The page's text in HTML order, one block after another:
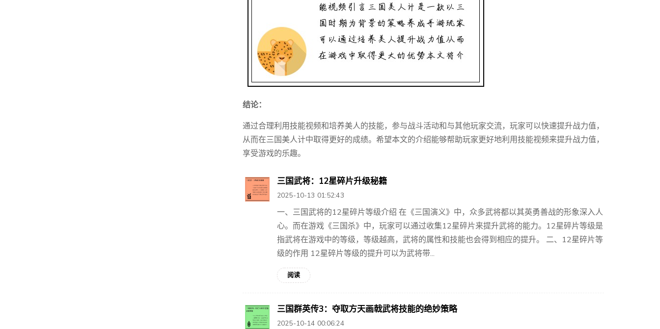
结论：
通过合理利用技能视频和培养美人的技能，参与战斗活动和与其他玩家交流，玩家可以快速提升战力值，
从而在三国美人计中取得更好的成绩。希望本文的介绍能够帮助玩家更好地利用技能视频来提升战力值，
享受游戏的乐趣。
三国武将：12星碎片升级秘籍
2025-10-13 01:52:43
一、三国武将的12星碎片等级介绍 在《三国演义》中，众多武将都以其英勇善战的形象深入人
心。而在游戏《三国杀》中，玩家可以通过收集12星碎片来提升武将的能力。12星碎片等级是
指武将在游戏中的等级，等级越高，武将的属性和技能也会得到相应的提升。 二、12星碎片等
级的作用 12星碎片等级的提升可以为武将带...
阅读
三国群英传3：夺取方天画戟武将技能的绝妙策略
2025-10-14 00:06:24